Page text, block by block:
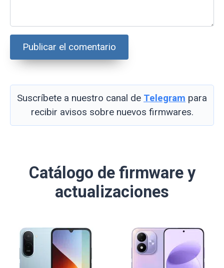
Suscríbete a nuestro canal de Telegram para
recibir avisos sobre nuevos firmwares.
Catálogo de firmware y
actualizaciones